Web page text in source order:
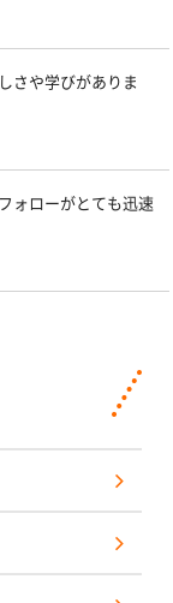
さや学びがありま
ォローがとても迅速